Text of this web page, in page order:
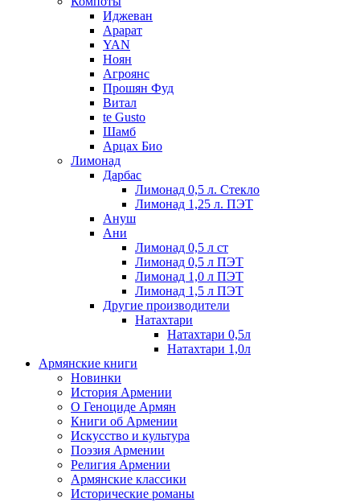
Иджеван
Арарат
YAN
Ноян
Агроянс
Прошян Фуд
Витал
te Gusto
Шамб
Арцах Био
Лимонад
Дарбас
Лимонад 0,5 л. Стекло
Лимонад 1,25 л. ПЭТ
Ануш
Ани
Лимонад 0,5 л ст
Лимонад 0,5 л ПЭТ
Лимонад 1,0 л ПЭТ
Лимонад 1,5 л ПЭТ
Другие производители
Натахтари
Натахтари 0,5л
Натахтари 1,0л
Армянские книги
Новинки
История Армении
О Геноциде Армян
Книги об Армении
Иcкусство и культура
Поэзия Армении
Религия Армении
Армянские классики
Исторические романы